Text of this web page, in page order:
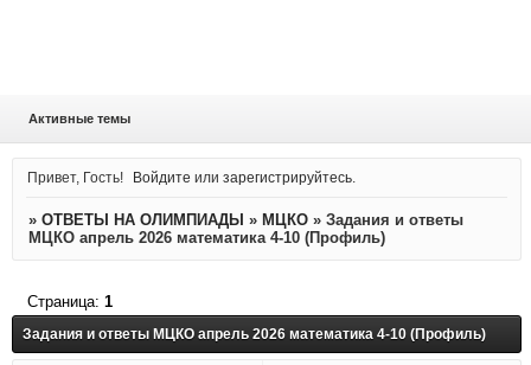
Активные темы
Привет, Гость! Войдите илизарегистрируйтесь
» ОТВЕТЫ НА ОЛИМПИАДЫ » МЦКО » Задания и ответы
МЦКО апрель 2026 математика 4-10 (Профиль)
Задания и ответы МЦКО апрель 2026 математика 4-10 (Профиль)
Страница: 1